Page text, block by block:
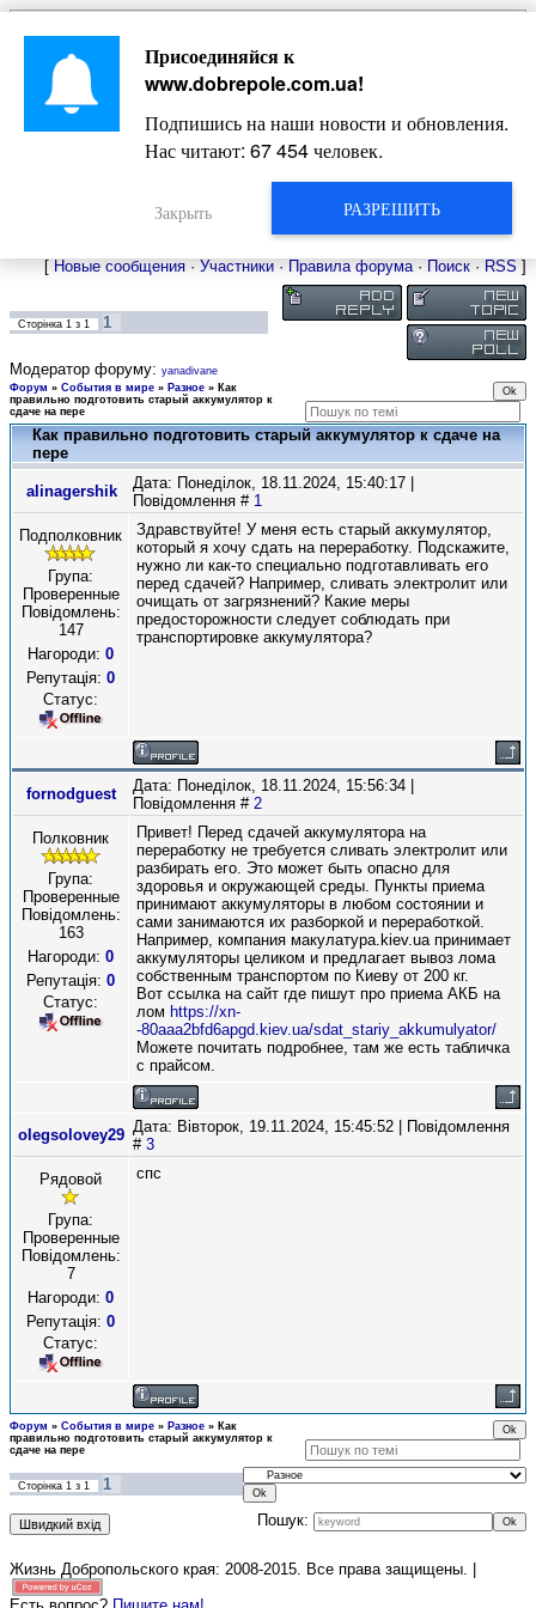
Главная
Новости
Довідкова
Фото
Оголошення
Видео
Жизнь Добропольского края
[ Новые сообщения · Участники · Правила форума· Поиск · RSS ]
Сторінка 1 з 1 1
Модератор форуму: yanadivane
Форум » События в мире » Разное » Как
правильно подготовить старый аккумулятор к
сдаче на пере
Как правильно подготовить старый аккумулятор к сдаче на
пере
alinagershik
Дата: Понеділок, 18.11.2024, 15:40:17 |
Повідомлення # 1
Подполковник
Група:
Проверенные
Повідомлень:
147
Нагороди: 0
Репутація: 0
Статус:
Здравствуйте! У меня есть старый аккумулятор,
который я хочу сдать на переработку. Подскажите,
нужно ли как-то специально подготавливать его
перед сдачей? Например, сливать электролит или
очищать от загрязнений? Какие меры
предосторожности следует соблюдать при
транспортировке аккумулятора?
fornodguest
Дата: Понеділок, 18.11.2024, 15:56:34 |
Повідомлення # 2
Полковник
Група:
Проверенные
Повідомлень:
163
Нагороди: 0
Репутація: 0
Статус:
Привет! Перед сдачей аккумулятора на
переработку не требуется сливать электролит или
разбирать его. Это может быть опасно для
здоровья и окружающей среды. Пункты приема
принимают аккумуляторы в любом состоянии и
сами занимаются их разборкой и переработкой.
Например, компания макулатура.kiev.ua принимает
аккумуляторы целиком и предлагает вывоз лома
собственным транспортом по Киеву от 200 кг.
Вот ссылка на сайт где пишут про приема АКБ на
лом https://xn-
-80aaa2bfd6apgd.kiev.ua/sdat_stariy_akkumulyator/
Можете почитать подробнее, там же есть табличка
с прайсом.
olegsolovey29 Дата: Вівторок, 19.11.2024, 15:45:52 | Повідомлення
# 3
Рядовой
Група:
Проверенные
Повідомлень:
7
Нагороди: 0
Репутація: 0
Статус:
спс
Форум » События в мире » Разное » Как
правильно подготовить старый аккумулятор к
сдаче на пере
Сторінка 1 з 1
1
Пошук:
Жизнь Добропольского края: 2008-2015. Все права защищены. |
Присоединяйся к
www.dobrepole.com.ua!
Подпишись на наши новости и обновления.
Нас читают: 67 454человек.
РАЗРЕШИТЬ
Закрыть